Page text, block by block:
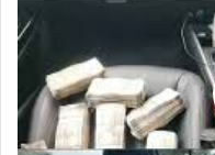
अमानत
राशि
राजसात
विष्णुदेव
साय
आरोप
-
भाजपा